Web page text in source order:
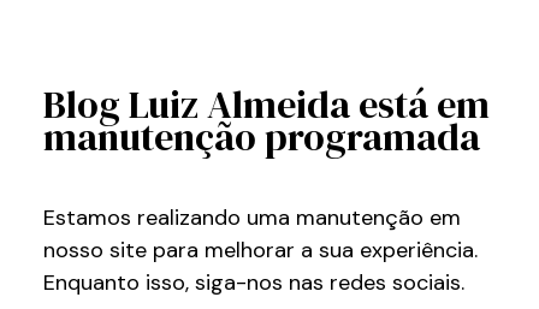
Blog Luiz Almeida está em
manutenção programada
Estamos realizando uma manutenção em
nosso site para melhorar a sua experiência.
Enquanto isso, siga-nos nas redes sociais.